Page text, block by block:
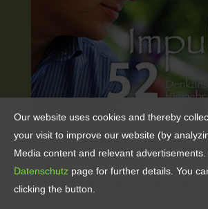
Aktuelles
Info Ausbildung Integralen Systemischen
Familienaufsteller(in)
Our website uses cookies and thereby
your visit to improve our website (by
Media content and relevant
Datenschutz page for further details. You
clicking the button.